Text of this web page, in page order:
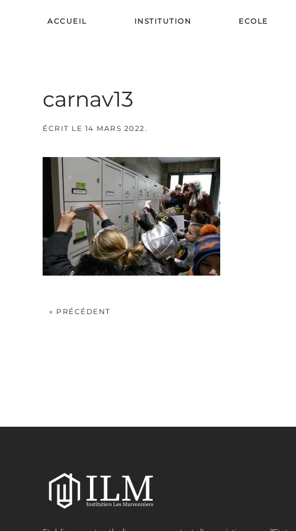
ACCUEIL INSTITUTION ECOLE
carnav13
ÉCRIT LE 14 MARS 2022.
« PRÉCÉDENT